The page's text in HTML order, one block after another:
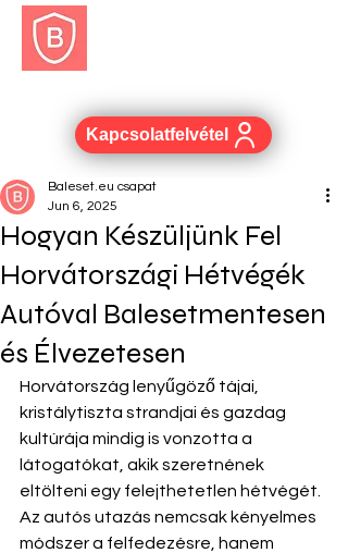
Kapcsolatfelvétel
Hogyan Készüljünk Fel
Horvátországi Hétvégék
Autóval Balesetmentesen
és Élvezetesen
Baleset.eu csapat
Jun 6, 2025
Horvátország lenyűgöző tájai,
kristálytiszta strandjai és gazdag
kultúrája mindig is vonzotta a
látogatókat, akik szeretnének
eltölteni egy felejthetetlen hétvégét.
Az autós utazás nemcsak kényelmes
módszer a felfedezésre, hanem